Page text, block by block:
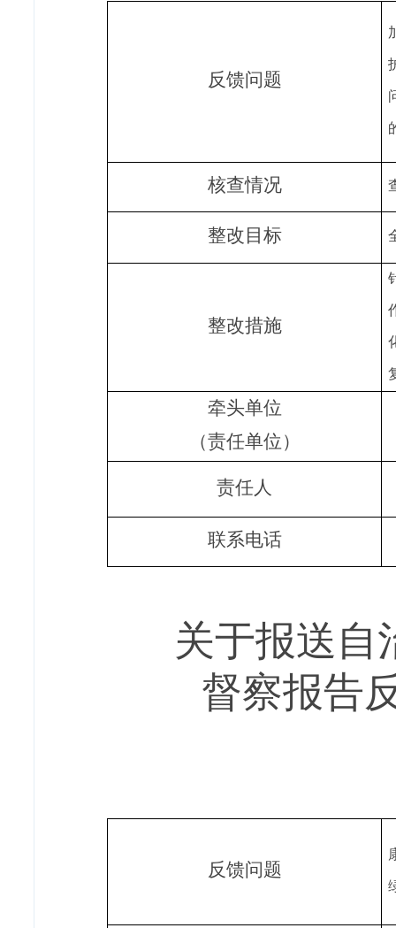
反馈问题
核查情况
整改目标
整改措施
牵头单位
（责任单位）
责任人
联系电话
关于报送自
督察报告
反馈问题